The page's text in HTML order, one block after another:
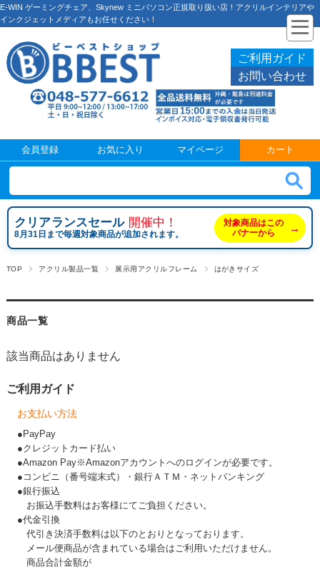
E-WIN ゲーミングチェア、Skynew ミニパソコン正規取り扱い店！アクリルインテリアや
インクジェットメディアもお任せください！
ご利用ガイド
お問い合わせ
会員登録 お気に入り マイページ カート
クリアランスセール 開催中！
8月31日まで毎週対象商品が追加されます。
対象商品はこの
バナーから
→
TOP アクリル製品一覧 展示用アクリルフレーム はがきサイズ
商品一覧
該当商品はありません
ご利用ガイド
お支払い方法
●PayPay
●クレジットカード払い
●Amazon Pay※Amazonアカウントへのログインが必要です。
●コンビニ（番号端末式）・銀行ＡＴＭ・ネットバンキング
●銀行振込
お振込手数料はお客様にてご負担ください。
●代金引換
代引き決済手数料は以下のとおりとなっております。
メール便商品が含まれている場合はご利用いただけません。
商品合計金額が